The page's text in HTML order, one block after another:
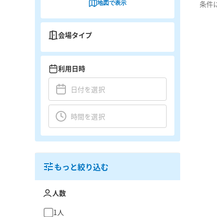
条件
地図で表示
会場タイプ
利用日時
もっと絞り込む
人数
1人